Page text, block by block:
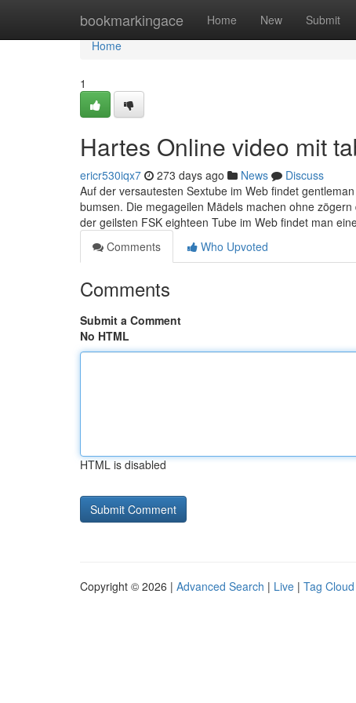
bookmarkingace Home New Submit
Home
Home
1
Hartes Online video mit
ericr530iqx7 273 days ago News
Discuss
Auf der versautesten Sextube im Web findet
bumsen. Die megageilen Mädels machen ohne
der geilsten FSK eighteen Tube im Web findet man
Comments
Who Upvoted
Comments
Submit a Comment
No HTML
HTML is disabled
Copyright © 2026 | Advanced Search | Live | Tag Cloud